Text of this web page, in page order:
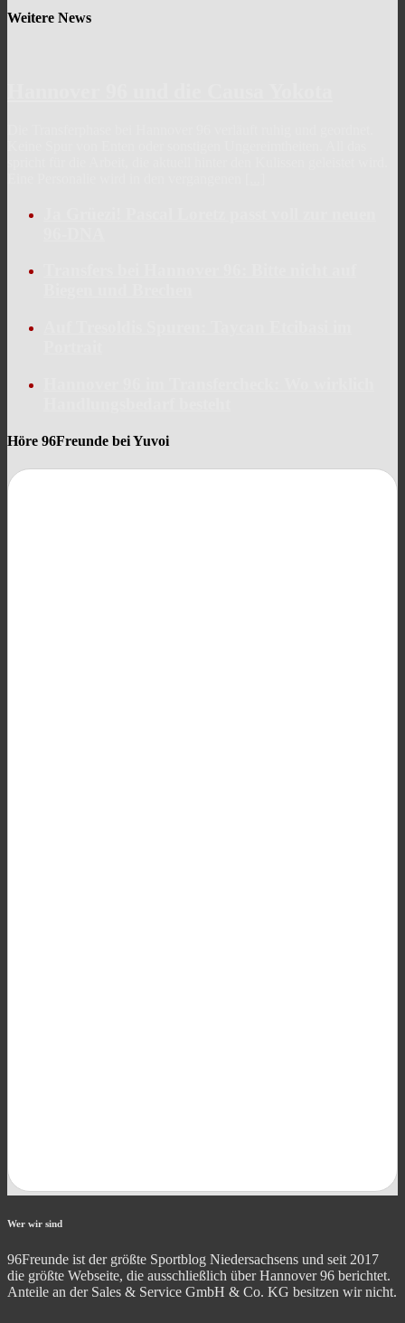
Weitere News
Höre 96Freunde bei Yuvoi
Wer wir sind
96Freunde ist der größte Sportblog Niedersachsens und seit 2017
die größte Webseite, die ausschließlich über Hannover 96 berichtet.
Anteile an der Sales & Service GmbH & Co. KG besitzen wir nicht.